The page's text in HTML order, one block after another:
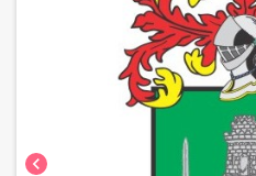
chevron_left